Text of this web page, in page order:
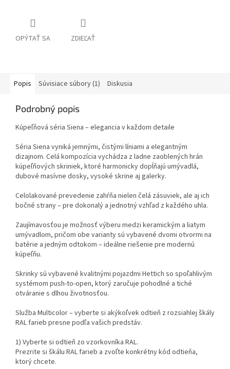
OPÝTAŤ SA ZDIEĽAŤ
Popis Súvisiace súbory (1) Diskusia
Podrobný popis
Kúpeľňová séria Siena – elegancia v každom detaile
Séria Siena vyniká jemnými, čistými líniami a elegantným
dizajnom. Celá kompozícia vychádza z ladne zaoblených hrán
kúpeľňových skriniek, ktoré harmonicky dopĺňajú umývadlá,
dubové masívne dosky, vysoké skrine aj galerky.
Celolakované prevedenie zahŕňa nielen čelá zásuviek, ale aj ich
bočné strany – pre dokonalý a jednotný vzhľad z každého uhla.
Zaujímavosťou je možnosť výberu medzi keramickým a liatym
umývadlom, pričom obe varianty sú vybavené dvomi otvormi na
batérie a jedným odtokom – ideálne riešenie pre modernú
kúpeľňu.
Skrinky sú vybavené kvalitnými pojazdmi Hettich so spoľahlivým
systémom push-to-open, ktorý zaručuje pohodlné a tiché
otváranie s dlhou životnosťou.
Služba Multicolor – vyberte si akýkoľvek odtieň z rozsiahlej škály
RAL farieb presne podľa vašich predstáv.
1) Vyberte si odtieň zo vzorkovníka RAL.
Prezrite si škálu RAL farieb a zvoľte konkrétny kód odtieňa,
ktorý chcete.